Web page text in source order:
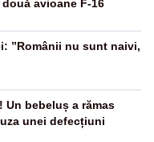
avioane F-16
”Românii nu sunt naivi,
bebeluș a rămas
unei defecțiuni